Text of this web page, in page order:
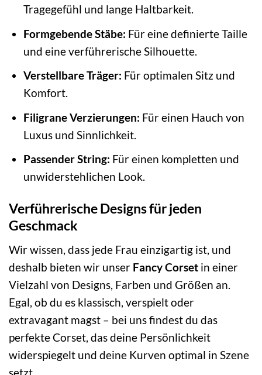
Tragegefühl und lange Haltbarkeit.
Formgebende Stäbe: Für eine definierte Taille
und eine verführerische Silhouette.
Verstellbare Träger: Für optimalen Sitz und
Komfort.
Filigrane Verzierungen: Für einen Hauch von
Luxus und Sinnlichkeit.
Passender String: Für einen kompletten und
unwiderstehlichen Look.
Verführerische Designs für jeden
Geschmack
Wir wissen, dass jede Frau einzigartig ist, und
deshalb bieten wir unser Fancy Corset in einer
Vielzahl von Designs, Farben und Größen an.
Egal, ob du es klassisch, verspielt oder
extravagant magst – bei uns findest du das
perfekte Corset, das deine Persönlichkeit
widerspiegelt und deine Kurven optimal in Szene